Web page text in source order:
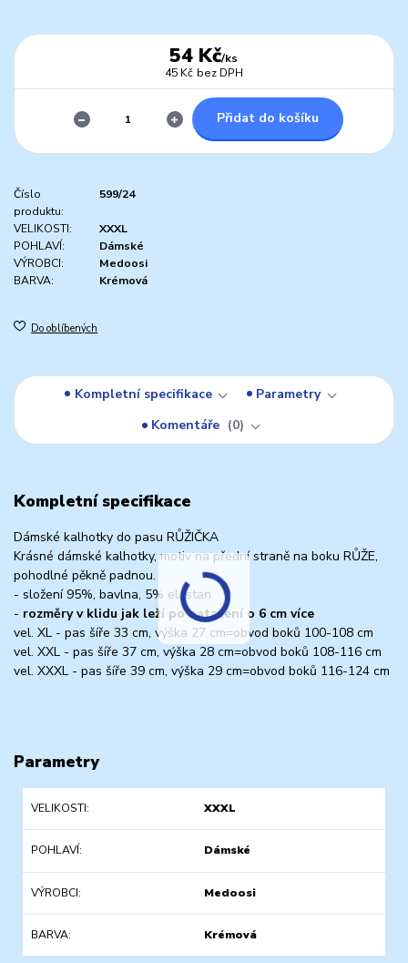
54 Kč/ks
45 Kč bez DPH
Přidat do košíku
Číslo
produktu:
599/24
VELIKOSTI:
XXXL
POHLAVÍ:
Dámské
VÝROBCI:
Medoosi
BARVA:
Krémová
Do oblíbených
Kompletní specifikace
Parametry
Komentáře
0
Kompletní specifikace
Dámské kalhotky do pasu RŮŽIČKA
Krásné dámské kalhotky, motiv na přední straně na boku RŮŽE,
pohodlné pěkně padnou.
- složení 95%, bavlna, 5% elastan
- rozměry v klidu jak leží po natažení o 6 cm více
vel. XL - pas šíře 33 cm, výška 27 cm=obvod boků 100-108 cm
vel. XXL - pas šíře 37 cm, výška 28 cm=obvod boků 108-116 cm
vel. XXXL - pas šíře 39 cm, výška 29 cm=obvod boků 116-124 cm
Parametry
VELIKOSTI XXXL
POHLAVÍ Dámské
VÝROBCI Medoosi
BARVA Krémová